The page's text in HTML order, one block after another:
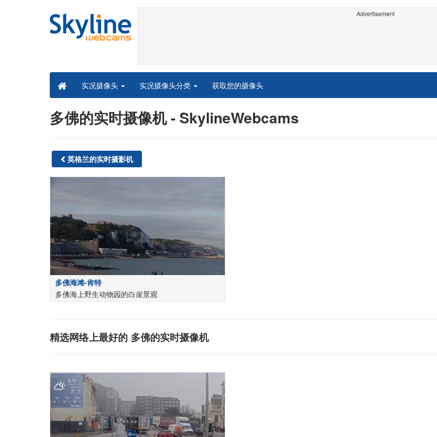
Advertisement
实况摄像头 实况摄像头分类 获取您的摄像头
多佛的实时摄像机 - SkylineWebcams
英格兰的实时摄影机
多佛海滩-肯特
多佛海上野生动物园的白崖景观
精选网络上最好的 多佛的实时摄像机